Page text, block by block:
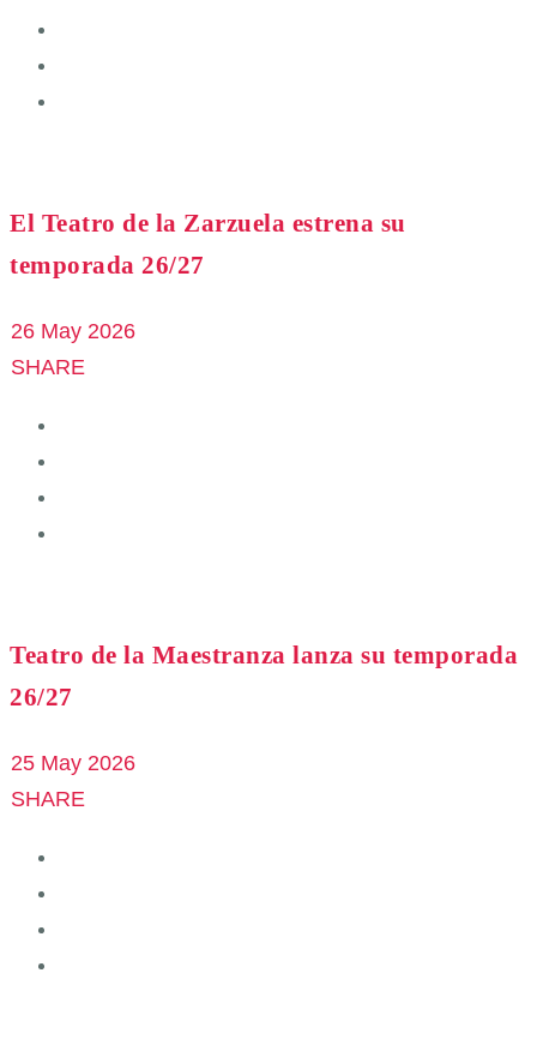
El Teatro de la Zarzuela estrena su
temporada 26/27
26 May 2026
SHARE
Teatro de la Maestranza lanza su temporada
26/27
25 May 2026
SHARE